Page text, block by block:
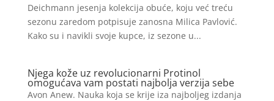
Deichmann jesenja kolekcija obuće, koju već treću
sezonu zaredom potpisuje zanosna Milica Pavlović.
Kako su i navikli svoje kupce, iz sezone u...
Njega kože uz revolucionarni Protinol
omogućava vam postati najbolja verzija sebe
Avon Anew. Nauka koja se krije iza najboljeg izdanja